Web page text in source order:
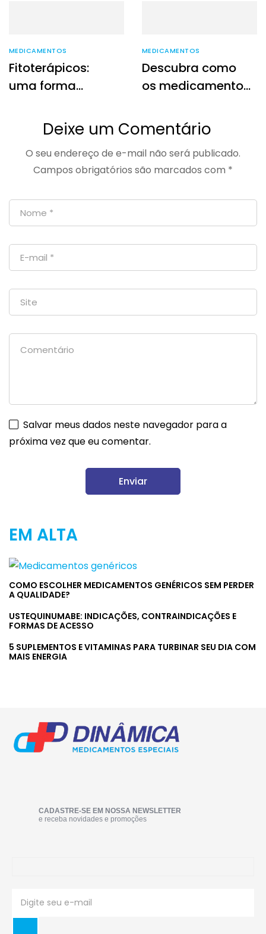
MEDICAMENTOS
Fitoterápicos:
uma forma
de cuidar da sua
saúde
MEDICAMENTOS
Descubra como
os medicamentos
melhorar sua
qualidade de
vida
Deixe um Comentário
O seu endereço de e-mail não será publicado.
Campos obrigatórios são marcados com *
Salvar meus dados neste navegador para a
próxima vez que eu comentar.
EM ALTA
COMO ESCOLHER MEDICAMENTOS GENÉRICOS SEM PERDER
A QUALIDADE?
USTEQUINUMABE: INDICAÇÕES, CONTRAINDICAÇÕES E
FORMAS DE ACESSO
5 SUPLEMENTOS E VITAMINAS PARA TURBINAR SEU DIA COM
MAIS ENERGIA
CADASTRE-SE EM NOSSA NEWSLETTER
e receba novidades e promoções